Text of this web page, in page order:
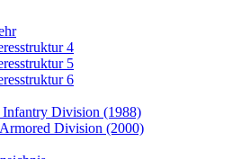
4
5
6
Infantry Division (1988)
Division (2000)